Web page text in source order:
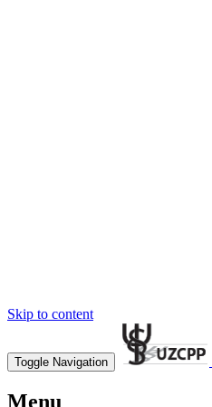
Skip to content
Toggle Navigation
Menu